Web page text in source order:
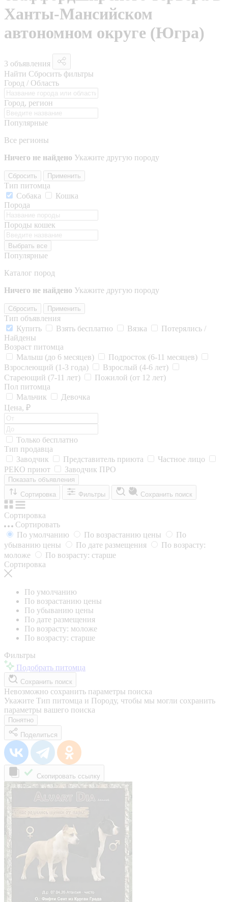
Ханты-Мансийском
автономном округе (Югра)
3 объявления
Найти Сбросить фильтры
Город / Область
Город, регион
Популярные
Все регионы
Ничего не найдено Укажите другую породу
Сбросить Применить
Тип питомца
Собака
Кошка
Порода
Породы кошек
Выбрать все
Популярные
Каталог пород
Ничего не найдено Укажите другую породу
Сбросить Применить
Тип объявления
Купить
Взять бесплатно Вязка
Потерялись /
Найдены
Возраст питомца
Малыш (до 6 месяцев)
Подросток (6-11 месяцев)
Взрослеющий (1-3 года)
Взрослый (4-6 лет)
Стареющий (7-11 лет)
Пожилой (от 12 лет)
Пол питомца
Мальчик
Девочка
Цена, ₽
Только бесплатно
Тип продавца
Заводчик
Представитель приюта
Частное лицо
РЕКО приют
Заводчик ПРО
Показать объявления
Сортировка
Фильтры Сохранить поиск
Сортировка
Сортировать
По умолчанию
По возрастанию цены
По
убыванию цены
По дате размещения
По возрасту:
моложе
По возрасту: старше
Сортировка
По умолчанию
По возрастанию цены
По убыванию цены
По дате размещения
По возрасту: моложе
По возрасту: старше
Фильтры
Подобрать питомца
Сохранить поиск
Невозможно сохранить параметры поиска
Укажите Тип питомца и Породу, чтобы мы могли сохранить
параметры вашего поиска
Понятно
Поделиться
Скопировать ссылку